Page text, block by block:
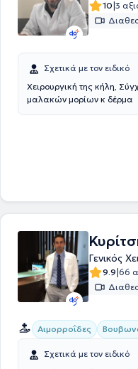
10|3
Σχετικά με τον ειδικό
Χειρουργική της κήλη,
μαλακών μορίων κ δέρμα
Γενικός
9.9|66
Αιμορροΐδες
Σχετικά με τον ειδικό